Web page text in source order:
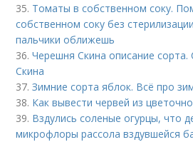
35. Томаты в собственном соку.
собственном соку без
пальчики оближешь
36.Черешня Скина описание
Скина
37.Зимние сорта яблок. Всё про
38. Как вывести червей из
39. Вздулись соленые огурцы, что
микрофлоры рассола вздувшейся